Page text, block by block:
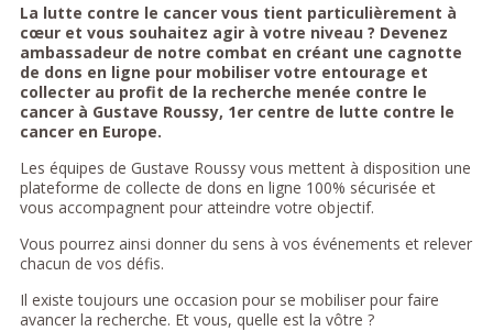
La lutte contre le cancer vous tient particulièrement à
cœur et vous souhaitez agir à votre niveau ? Devenez
ambassadeur de notre combat en créant une cagnotte
de dons en ligne pour mobiliser votre entourage et
collecter au profit de la recherche menée contre le
cancer à Gustave Roussy, 1er centre de lutte contre le
cancer en Europe.
Les équipes de Gustave Roussy vous mettent à disposition une
plateforme de collecte de dons en ligne 100% sécurisée et
vous accompagnent pour atteindre votre objectif.
Vous pourrez ainsi donner du sens à vos événements et relever
chacun de vos défis.
Il existe toujours une occasion pour se mobiliser pour faire
avancer la recherche. Et vous, quelle est la vôtre ?